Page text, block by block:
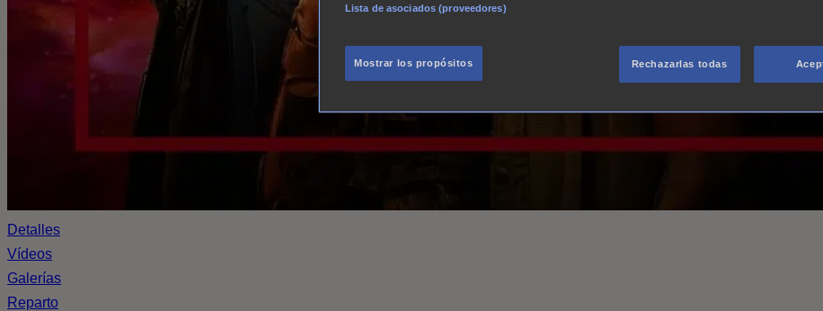
Detalles
Vídeos
Galerías
Reparto
Lista de asociados (proveedores)
Mostrar los propósitos Rechazarlas todas